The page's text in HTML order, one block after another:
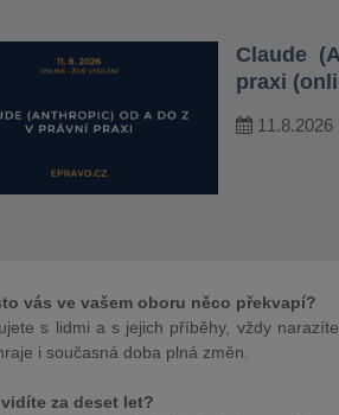
Claude
praxi
11.8.2026
vás ve vašem oboru něco překvapí?
s lidmi a s jejich příběhy, vždy
i současná doba plná změn.
za deset let?